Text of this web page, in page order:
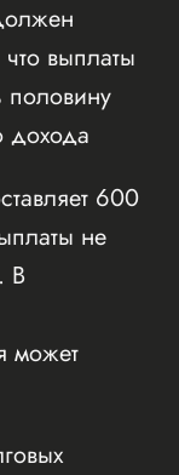
выплаты
половину
дохода
600
не
В
может